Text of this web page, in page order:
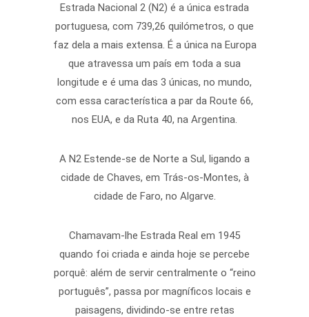
Estrada Nacional 2 (N2) é a única estrada
portuguesa, com 739,26 quilómetros, o que
faz dela a mais extensa. É a única na Europa
que atravessa um país em toda a sua
longitude e é uma das 3 únicas, no mundo,
com essa característica a par da Route 66,
nos EUA, e da Ruta 40, na Argentina.
A N2 Estende-se de Norte a Sul, ligando a
cidade de Chaves, em Trás-os-Montes, à
cidade de Faro, no Algarve.
Chamavam-lhe Estrada Real em 1945
quando foi criada e ainda hoje se percebe
porquê: além de servir centralmente o “reino
português”, passa por magníficos locais e
paisagens, dividindo-se entre retas